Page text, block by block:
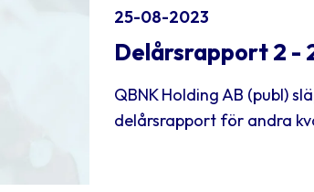
25-08-2023
Delårsrapport 2 -
QBNK Holding AB (publ)
delårsrapport för andra